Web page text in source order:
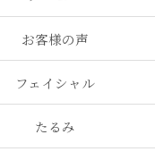
お客様の声
フェイシャル
たるみ